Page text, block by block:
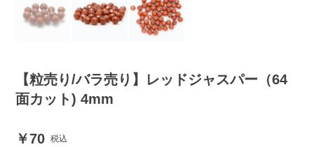
【粒売り/バラ売り】レッドジャスパー（64
面カット) 4mm
70 税込